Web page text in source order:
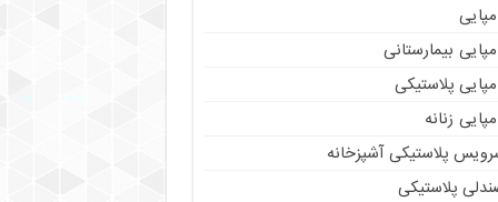
بیمارستانی
پلاستیکی
زنانه
پلاستیکی آشپزخانه
پلاستیکی